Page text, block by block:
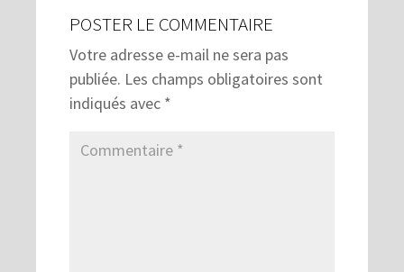
POSTER LE COMMENTAIRE
Votre adresse e-mail ne sera pas
publiée. Les champs obligatoires sont
indiqués avec *